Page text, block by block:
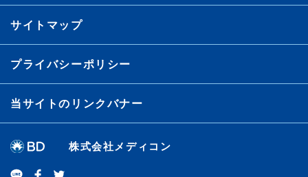
サイトマップ
プライバシーポリシー
当サイトのリンクバナー
株式会社メディコン